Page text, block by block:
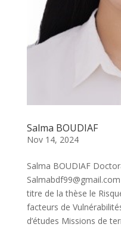
Salma BOUDIAF
Nov 14, 2024
Salma BOUDIAF
titre de la thèse le
facteurs de
d’études Missions de